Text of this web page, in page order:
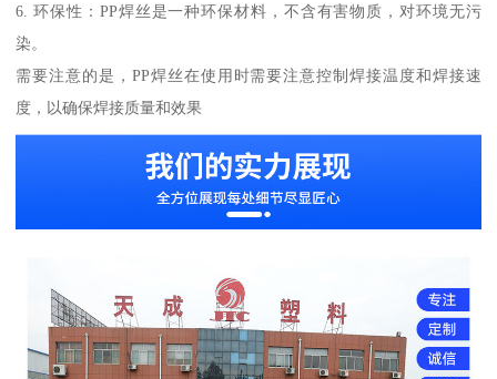
6. 环保性：PP焊丝是一种环保材料，不含有害物质，对环境无污
染。
需要注意的是，PP焊丝在使用时需要注意控制焊接温度和焊接速
度，以确保焊接质量和效果